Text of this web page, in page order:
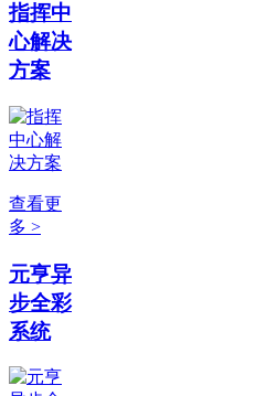
指挥中
心解决
方案
查看更
多 >
元亨异
步全彩
系统